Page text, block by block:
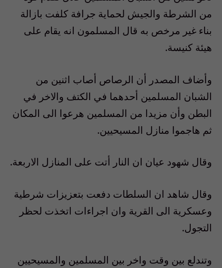
من الشرطة والجيش لحماية جرافة كلفت بازالة
بناء غير مرخص به قال المسلمون انه يقام على
هيئة كنيسة.
وأضاف المصدر أن الرصاص أصاب اثنين من
الشبان المسلمين أحدهما في الكتف والاخر في
البطن وأن مزيدا من المسلمين هرعوا الى المكان
ثم هاجموا منازل المسيحيين.
وقال شهود عيان ان النار أتت على المنازل الاربعة.
وقال شاهد ان السلطات دفعت بتعزيزات شرطية
وعسكرية الى القرية وان اجراءات اتخذت لحظر
التجول.
وتندلع بين وقت واخر بين المسلمين والمسيحيين